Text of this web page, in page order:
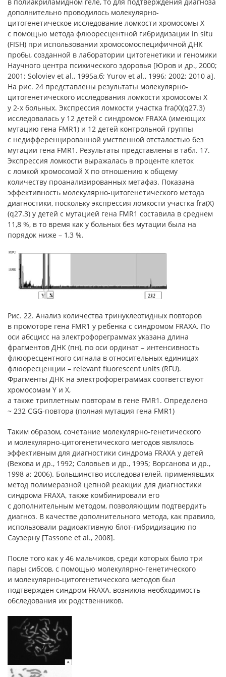
дополнительно проводилось молекулярно-
цитогенетическое исследование ломкости хромосомы Х
с помощью метода флюоресцентной гибридизации in situ
(FISH) при использовании хромосомоспецифичной ДНК
пробы, созданной в лаборатории цитогенетики и геномики
Научного центра психического здоровья [Юров и др., 2000;
2001; Soloviev et al., 1995а,б; Yurov et al., 1996; 2002; 2010 а].
На рис. 24 представлены результаты молекулярно-
цитогенетического исследования ломкости хромосомы Х
у 2-х больных. Экспрессия ломкости участка fra(X)(q27.3)
исследовалась у 12 детей с синдромом FRAXA (имеющих
мутацию гена FMR1) и 12 детей контрольной группы
с недифференцированной умственной отсталостью без
мутации гена FMR1. Результаты представлены в табл. 17.
Экспрессия ломкости выражалась в проценте клеток
с ломкой хромосомой Х по отношению к общему
количеству проанализированных метафаз. Показана
эффективность молекулярно-цитогенетического метода
диагностики, поскольку экспрессия ломкости участка fra(X)
(q27.3) у детей с мутацией гена FMR1 составила в среднем
11,8 %, в то время как у больных без мутации была на
порядок ниже – 1,3 %.
Рис. 22. Анализ количества тринуклеотидных повторов
в промоторе гена FMR1 у ребенка с синдромом FRAXA. По
оси абсцисс на электрофореграммах указана длина
фрагментов ДНК (пн), по оси ординат – интенсивность
флюоресцентного сигнала в относительных единицах
флюоресценции – relevant fluorescent units (RFU).
Фрагменты ДНК на электрофореграммах соответствуют
хромосомам Y и X,
а также триплетным повторам в гене FMR1. Определено
~ 232 CGG-повтора (полная мутация гена FMR1)
Таким образом, сочетание молекулярно-генетического
и молекулярно-цитогенетического методов являлось
эффективным для диагностики синдрома FRAXA у детей
(Вехова и др., 1992; Соловьев и др., 1995; Ворсанова и др.,
1998 а; 2006). Большинство исследователей, применявших
метод полимеразной цепной реакции для диагностики
синдрома FRAXA, также комбинировали его
с дополнительным методом, позволяющим подтвердить
диагноз. В качестве дополнительного метода, как правило,
использовали радиоактивную блот-гибридизацию по
Саузерну [Tassone et al., 2008].
После того как у 46 мальчиков, среди которых было три
пары сибсов, с помощью молекулярно-генетического
и молекулярно-цитогенетического методов был
подтверждён синдром FRAXA, возникла необходимость
обследования их родственников.